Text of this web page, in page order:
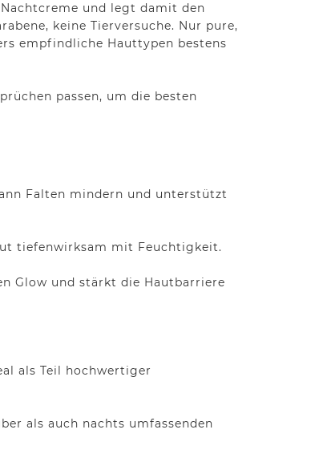
und legt damit den
keine Tierversuche. Nur pure,
empfindliche Hauttypen bestens
passen, um die besten
Falten mindern und unterstützt
tiefenwirksam mit Feuchtigkeit.
Glow und stärkt die Hautbarriere
als Teil hochwertiger
als auch nachts umfassenden